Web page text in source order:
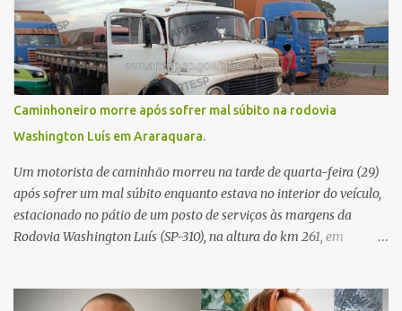
Caminhoneiro morre após sofrer mal súbito na rodovia
Washington Luís em Araraquara.
Um motorista de caminhão morreu na tarde de quarta-feira (29)
após sofrer um mal súbito enquanto estava no interior do veículo,
estacionado no pátio de um posto de serviços às margens da
Rodovia Washington Luís (SP-310), na altura do km 261, em
relatos de que havia um condutor inconsciente dentro de um